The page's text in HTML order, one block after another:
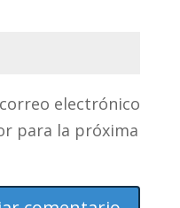
electrónico
para la próxima